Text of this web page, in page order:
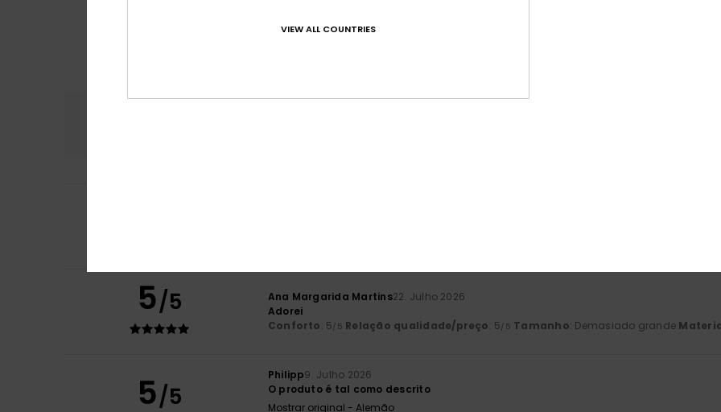
5/5 Ana Margarida Martins22. Julho 2026
Adorei
Conforto: 5/5 Relação qualidade/preço: 5/5 Tamanho: Demasiado grande
5/5
Philipp9. Julho 2026
O produto é tal como descrito
Mostrar original - Alemão
VIEW ALL COUNTRIES